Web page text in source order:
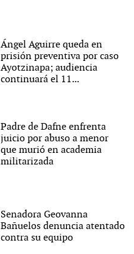
Ángel Aguirre queda en
prisión preventiva por caso
Ayotzinapa; audiencia
continuará el 11...
Padre de Dafne enfrenta
juicio por abuso a menor
que murió en academia
militarizada
Senadora Geovanna
Bañuelos denuncia atentado
contra su equipo